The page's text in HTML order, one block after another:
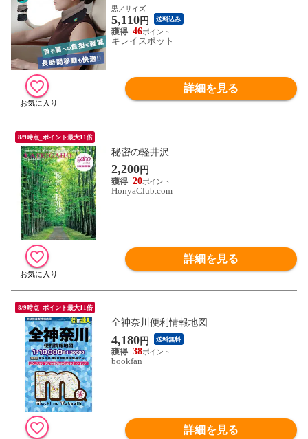
クピロー/旅行/旅行用/車用) ※1枚目の画像
は代表イメージのため色・柄が異なる場合
がございます。2枚目以降の画像でご希望
の色・柄をご確認下さい。
黒／サイズ
5,110円 送料込み
46
キレイスポット
詳細を見る
8/9時点_ポイント最大11倍
秘密の軽井沢
2,200円
20
HonyaClub.com
詳細を見る
8/9時点_ポイント最大11倍
全神奈川便利情報地図
4,180円 送料無料
38
bookfan
詳細を見る